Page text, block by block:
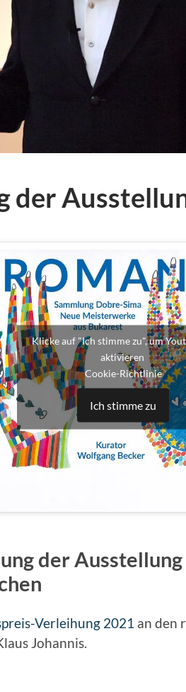
der
Klicke auf "Ich stimme zu", um
aktivieren
Cookie-Richtlinie
Ich stimme zu
der Ausstellung
Verleihung 2021 an den
Johannis.